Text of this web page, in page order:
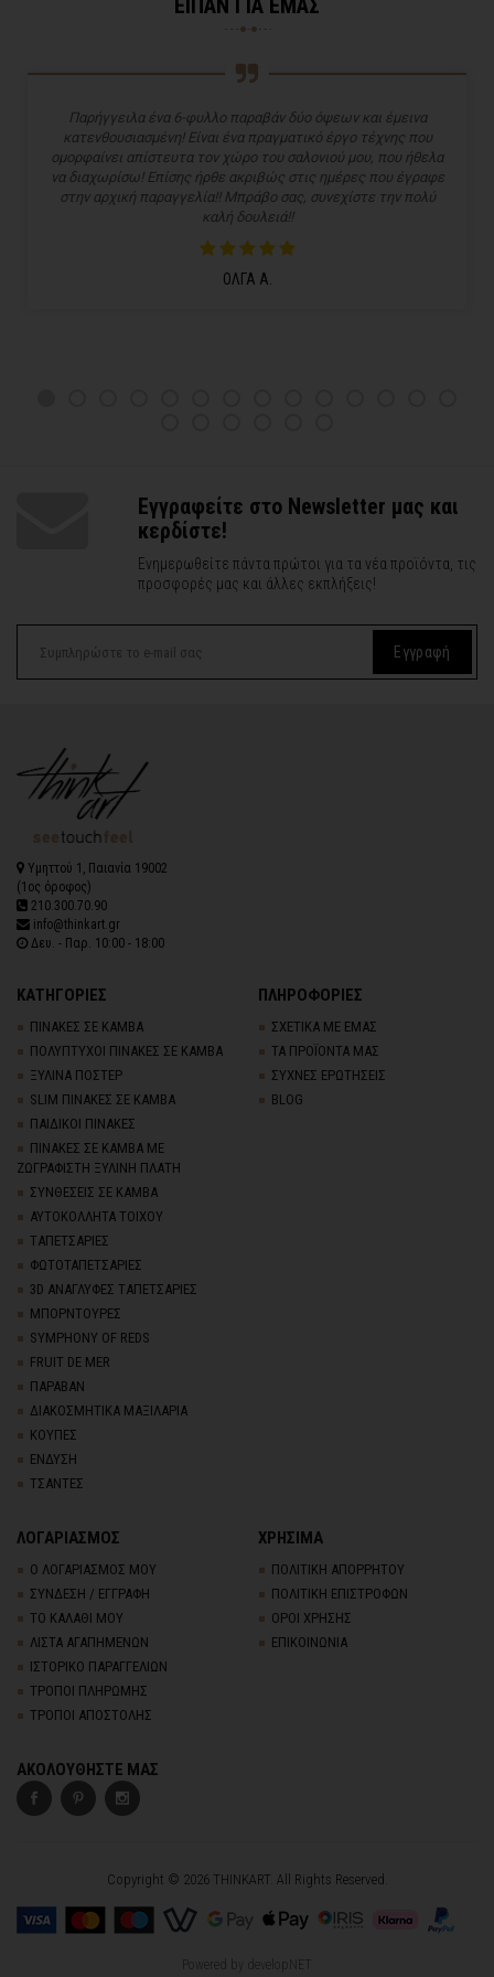
ΕΙΠΑΝ ΓΙΑ ΕΜΑΣ
Παρήγγειλα ένα 6-φυλλο παραβάν δύο όψεων και έμεινα
κατενθουσιασμένη! Είναι ένα πραγματικό έργο τέχνης που
ομορφαίνει απίστευτα τον χώρο του σαλονιού μου, που ήθελα
να διαχωρίσω! Επίσης ήρθε ακριβώς στις ημέρες που έγραφε
στην αρχική παραγγελία!! Μπράβο σας, συνεχίστε την πολύ
καλή δουλειά!!
ΟΛΓΑ Α.
Εγγραφείτε στο Newsletter μας και
κερδίστε!
Ενημερωθείτε πάντα πρώτοι για τα νέα προϊόντα, τις
προσφορές μας και άλλες εκπλήξεις!
Εγγραφή
Υμηττού 1, Παιανία 19002
(1ος όροφος)
210.300.70.90
info@thinkart.gr
Δευ. - Παρ. 10:00 - 18:00
ΚΑΤΗΓΟΡΙΕΣ
ΠΙΝΑΚΕΣ ΣΕ ΚΑΜΒΑ
ΠΟΛΥΠΤΥΧΟΙ ΠΙΝΑΚΕΣ ΣΕ ΚΑΜΒΑ
ΞΥΛΙΝΑ ΠΟΣΤΕΡ
SLIM ΠΙΝΑΚΕΣ ΣΕ ΚΑΜΒΑ
ΠΑΙΔΙΚΟΙ ΠΙΝΑΚΕΣ
ΠΙΝΑΚΕΣ ΣΕ ΚΑΜΒΑ ΜΕ
ΖΩΓΡΑΦΙΣΤΗ ΞΥΛΙΝΗ ΠΛΑΤΗ
ΣΥΝΘΕΣΕΙΣ ΣΕ ΚΑΜΒΑ
ΑΥΤΟΚΟΛΛΗΤΑ ΤΟΙΧΟΥ
TΑΠΕΤΣΑΡΙΕΣ
ΦΩΤΟΤΑΠΕΤΣΑΡΙΕΣ
3D AΝΑΓΛΥΦΕΣ TΑΠΕΤΣΑΡΙΕΣ
ΜΠΟΡΝΤΟΥΡΕΣ
SYMPHONY OF REDS
FRUIT DE MER
ΠΑΡΑΒΑΝ
ΔΙΑΚΟΣΜΗΤΙΚΑ ΜΑΞΙΛΑΡΙΑ
ΚΟΥΠΕΣ
ΕΝΔΥΣΗ
ΤΣΑΝΤΕΣ
ΠΛΗΡΟΦΟΡΙΕΣ
ΣΧΕΤΙΚΑ ΜΕ ΕΜΑΣ
ΤΑ ΠΡΟΪΟΝΤΑ ΜΑΣ
ΣΥΧΝΕΣ ΕΡΩΤΗΣΕΙΣ
BLOG
ΛΟΓΑΡΙΑΣΜΟΣ
Ο ΛΟΓΑΡΙΑΣΜΟΣ ΜΟΥ
ΣΥΝΔΕΣΗ / ΕΓΓΡΑΦΗ
ΤΟ ΚΑΛΑΘΙ ΜΟΥ
ΛΙΣΤΑ ΑΓΑΠΗΜΕΝΩΝ
ΙΣΤΟΡΙΚΟ ΠΑΡΑΓΓΕΛΙΩΝ
ΤΡΟΠΟΙ ΠΛΗΡΩΜΗΣ
ΤΡΟΠΟΙ ΑΠΟΣΤΟΛΗΣ
ΧΡΗΣΙΜΑ
ΠΟΛΙΤΙΚΗ ΑΠΟΡΡΗΤΟΥ
ΠΟΛΙΤΙΚΗ ΕΠΙΣΤΡΟΦΩΝ
ΟΡΟΙ ΧΡΗΣΗΣ
ΕΠΙΚΟΙΝΩΝΙΑ
ΑΚΟΛΟΥΘΗΣΤΕ ΜΑΣ
Copyright © 2026 THINKART. All Rights Reserved.
Powered by developNET